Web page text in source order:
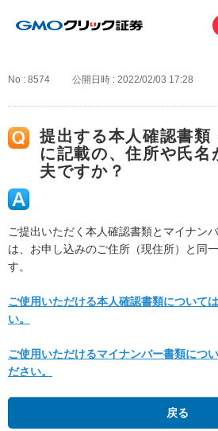
No : 8574 公開日時 : 2022/02/03 17:28
提出する本人確認書類
に記載の、住所や氏名
夫ですか？
ご提出いただく本人確認書類とマイナン
は、お申し込みのご住所（現住所）と同
す。
ご使用いただける本人確認書類について
い。
ご使用いただけるマイナンバー書類につ
ださい。
戻る